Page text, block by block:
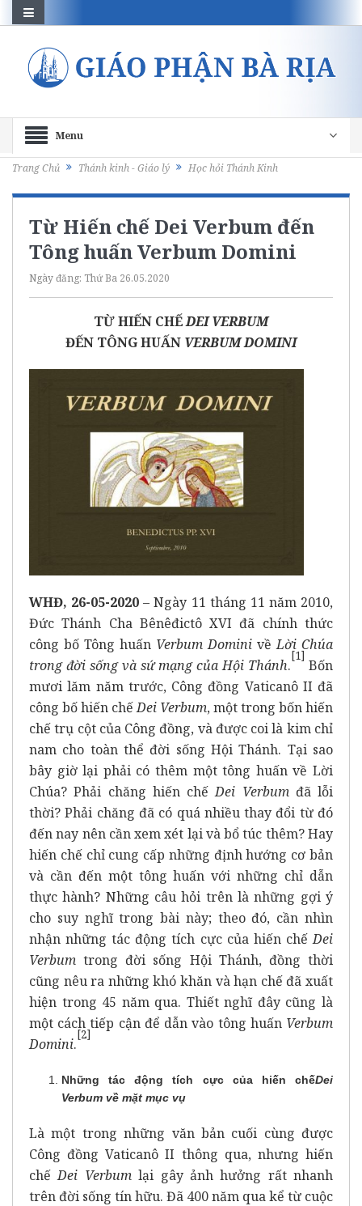
Menu
Trang Chủ Thánh kinh - Giáo lý Học hỏi Thánh Kinh
Từ Hiến chế Dei Verbum đến
Tông huấn Verbum Domini
Ngày đăng: Thứ Ba 26.05.2020
TỪ HIẾN CHẾDEI VERBUM
ĐẾN TÔNG HUẤN VERBUM DOMINI
WHĐ, 26-05-2020 – Ngày 11 tháng 11 năm 2010,
Đức Thánh Cha Bênêđictô XVI đã chính thức
công bố Tông huấn Verbum Domini vềLời Chúa
trong đời sống và sứ mạng của Hội Thánh.
[1]
Bốn
mươi lăm năm trước, Công đồng Vaticanô II đã
công bố hiến chếDei Verbum, một trong bốn hiến
chế trụ cột của Công đồng, và được coi là kim chỉ
nam cho toàn thể đời sống Hội Thánh. Tại sao
bây giờ lại phải có thêm một tông huấn về Lời
Chúa? Phải chăng hiến chếDei Verbumđã lỗi
thời? Phải chăng đã có quá nhiều thay đổi từ đó
đến nay nên cần xem xét lại và bổ túc thêm? Hay
hiến chế chỉ cung cấp những định hướng cơ bản
và cần đến một tông huấn với những chỉ dẫn
thực hành? Những câu hỏi trên là những gợi ý
cho suy nghĩ trong bài này; theo đó, cần nhìn
nhận những tác động tích cực của hiến chếDei
Verbum trong đời sống Hội Thánh, đồng thời
cũng nêu ra những khó khăn và hạn chế đã xuất
hiện trong 45 năm qua. Thiết nghĩ đây cũng là
một cách tiếp cận để dẫn vào tông huấn Verbum
Domini.
[2]
Những tác động tích cực của hiến chếDei
Verbum về mặt mục vụ
Là một trong những văn bản cuối cùng được
Công đồng Vaticanô II thông qua, nhưng hiến
chếDei Verbumlại gây ảnh hưởng rất nhanh
trên đời sống tín hữu. Đã 400 năm qua kể từ cuộc